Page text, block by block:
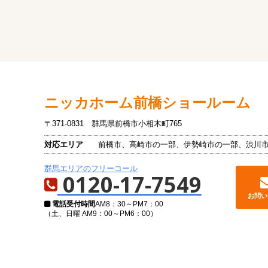
ニッカホーム前橋ショールーム
〒371-0831 群馬県前橋市小相木町765
対応エリア 前橋市、高崎市の一部、伊勢崎市の一部、渋川
群馬エリアのフリーコール
0120-17-7549
電話受付時間AM8：30～PM7：00
（土、日曜 AM9：00～PM6：00）
お問